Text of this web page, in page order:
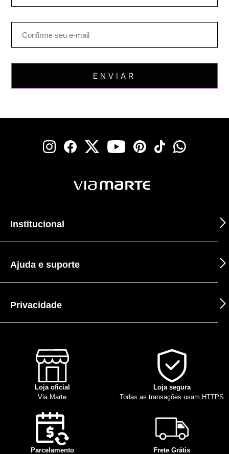
Institucional
Ajuda e suporte
Privacidade
Loja oficial
Via Marte
Loja segura
Todas as transações usam HTTPS
Parcelamento Frete Grátis